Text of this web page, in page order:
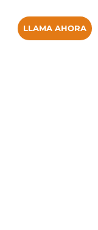
LLAMA AHORA